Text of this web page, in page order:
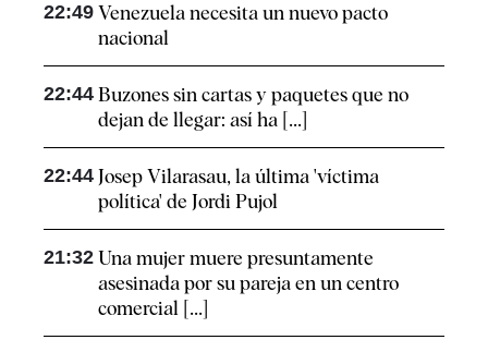
22:49 Venezuela necesita un nuevo pacto
nacional
22:44 Buzones sin cartas y paquetes que no
dejan de llegar: así ha [...]
22:44 Josep Vilarasau, la última 'víctima
política' de Jordi Pujol
21:32 Una mujer muere presuntamente
asesinada por su pareja en un centro
comercial [...]